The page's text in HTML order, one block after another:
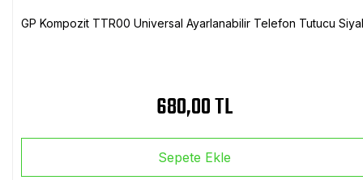
GP Kompozit TTR00 Universal Ayarlanabilir Telefon Tutucu
680,00 TL
Sepete Ekle